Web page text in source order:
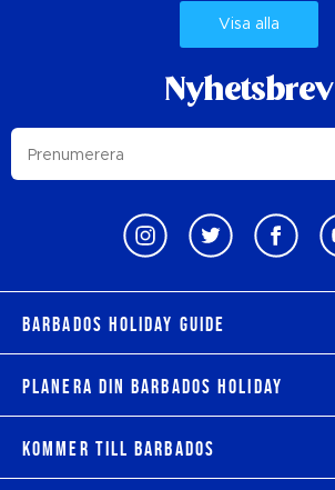
Visa alla
Nyhetsbrev
Barbados Holiday Guide
Planera din Barbados Holiday
Kommer till Barbados